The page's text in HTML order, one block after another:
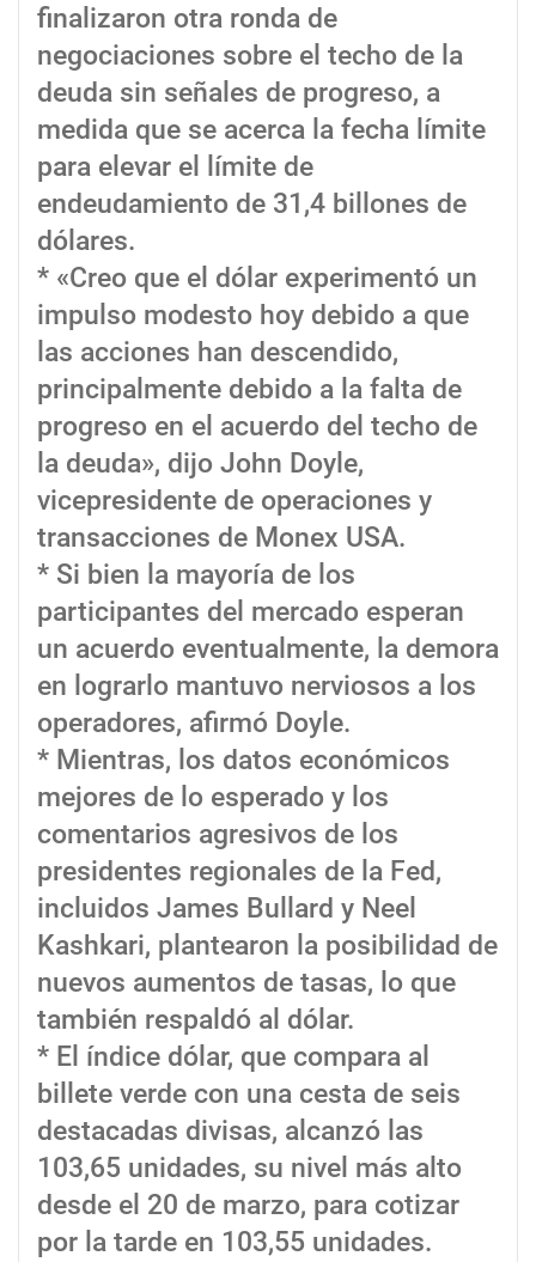
finalizaron otra ronda de
negociaciones sobre el techo de la
deuda sin señales de progreso, a
medida que se acerca la fecha límite
para elevar el límite de
endeudamiento de 31,4 billones de
dólares.
* «Creo que el dólar experimentó un
impulso modesto hoy debido a que
las acciones han descendido,
principalmente debido a la falta de
progreso en el acuerdo del techo de
la deuda», dijo John Doyle,
vicepresidente de operaciones y
transacciones de Monex USA.
* Si bien la mayoría de los
participantes del mercado esperan
un acuerdo eventualmente, la demora
en lograrlo mantuvo nerviosos a los
operadores, afirmó Doyle.
* Mientras, los datos económicos
mejores de lo esperado y los
comentarios agresivos de los
presidentes regionales de la Fed,
incluidos James Bullard y Neel
Kashkari, plantearon la posibilidad de
nuevos aumentos de tasas, lo que
también respaldó al dólar.
* El índice dólar, que compara al
billete verde con una cesta de seis
destacadas divisas, alcanzó las
103,65 unidades, su nivel más alto
desde el 20 de marzo, para cotizar
por la tarde en 103,55 unidades.